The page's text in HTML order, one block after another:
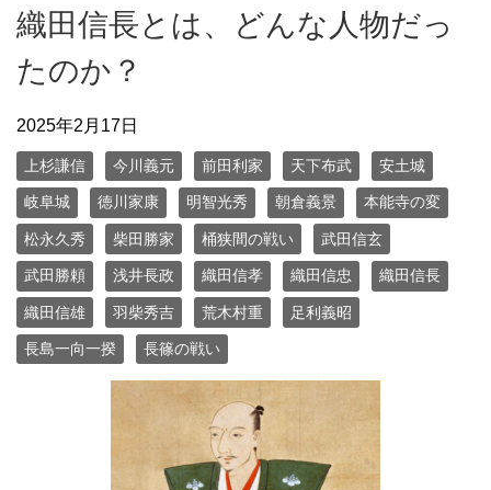
織田信長とは、どんな人物だっ
たのか？
2025年2月17日
上杉謙信 今川義元 前田利家 天下布武 安土城
岐阜城 徳川家康 明智光秀 朝倉義景 本能寺の変
松永久秀 柴田勝家 桶狭間の戦い 武田信玄
武田勝頼 浅井長政 織田信孝 織田信忠 織田信長
織田信雄 羽柴秀吉 荒木村重 足利義昭
長島一向一揆 長篠の戦い